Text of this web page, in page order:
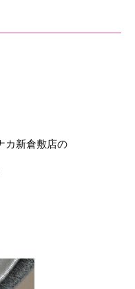
カ新倉敷店の